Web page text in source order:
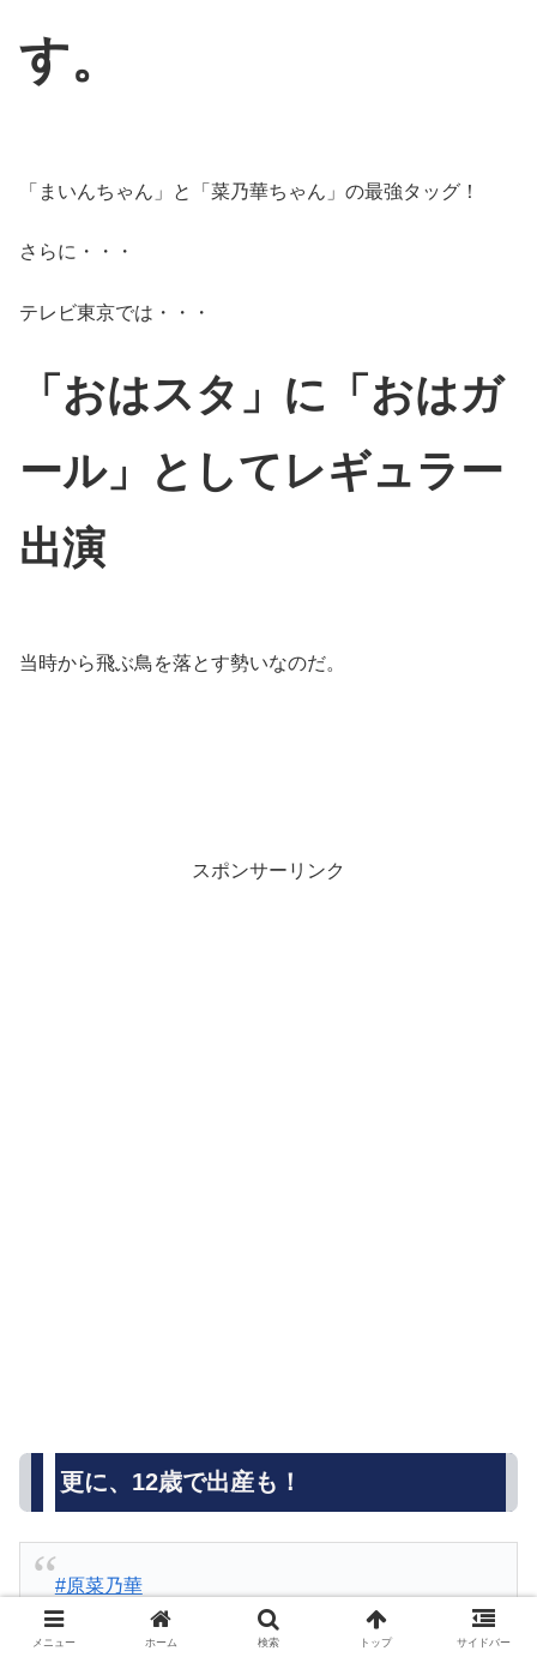
す。
「まいんちゃん」と「菜乃華ちゃん」の最強タッグ！
さらに・・・
テレビ東京では・・・
「おはスタ」に「おはガ
ール」としてレギュラー
出演
当時から飛ぶ鳥を落とす勢いなのだ。
スポンサーリンク
更に、12歳で出産も！
#原菜乃華
朝が来る
pic.twitter.com/aKM8TD9fQ6
メニュー ホーム 検索 トップ サイドバー